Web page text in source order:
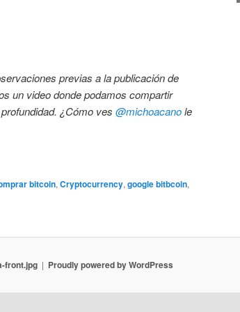
previas a la publicación de
un video donde podamos compartir
¿Cómo ves @michoacanole
bitcoin, Cryptocurrency, google bitbcoin,
front.jpg Proudly powered by WordPress